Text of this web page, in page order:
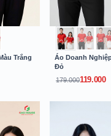
Trắng
Áo Doanh
Đỏ
179.000119.000